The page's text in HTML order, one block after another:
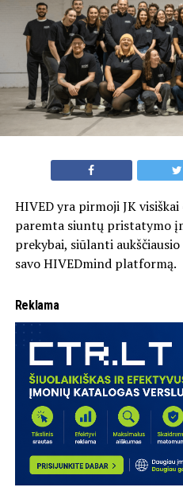
HIVED yra pirmoji JK
paremta siuntų pristatymo
prekybai, siūlanti
savo HIVEDmind platformą.
Reklama